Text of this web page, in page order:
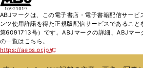
ABJマークは、この電子書店・電子書籍配信サービ
ンツ使用許諾を得た正規版配信サービスであること
第6091713号）です。ABJマークの詳細、ABJマー
の一覧はこちら。
https://aebs.or.jp/
新